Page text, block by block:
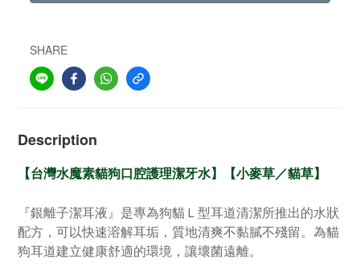
SHARE
Description
【台灣水魔素貓狗口腔護理潔牙水】 【小麥草／貓草】
『銀離子潔耳液』是專為狗貓Ｌ型耳道清潔所推出的水狀
配方，可以快速溶解耳垢，質地清爽不黏膩不殘留。為貓
狗耳道建立健康舒適的環境，讓壞菌遠離。